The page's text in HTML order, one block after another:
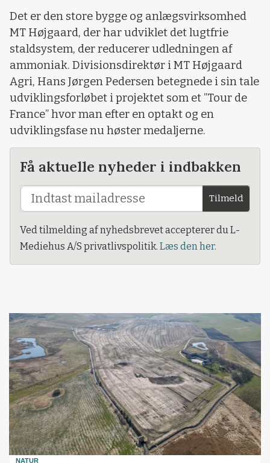
Det er den store bygge og anlægsvirksomhed
MT Højgaard, der har udviklet det lugtfrie
staldsystem, der reducerer udledningen af
ammoniak. Divisionsdirektør i MT Højgaard
Agri, Hans Jørgen Pedersen betegnede i sin tale
udviklingsforløbet i projektet som et ”Tour de
France” hvor man efter en optakt og en
udviklingsfase nu høster medaljerne.
Få aktuelle nyheder i indbakken
Tilmeld
Ved tilmelding af nyhedsbrevet accepterer du L-
Mediehus A/S privatlivspolitik. Læs den her.
NATUR